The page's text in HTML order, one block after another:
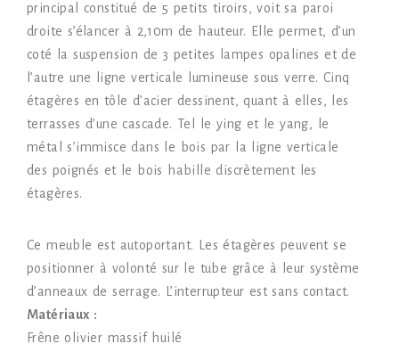
principal constitué de 5 petits tiroirs, voit sa paroi
droite s’élancer à 2,10m de hauteur. Elle permet, d’un
coté la suspension de 3 petites lampes opalines et de
l’autre une ligne verticale lumineuse sous verre. Cinq
étagères en tôle d’acier dessinent, quant à elles, les
terrasses d’une cascade. Tel le ying et le yang, le
métal s’immisce dans le bois par la ligne verticale
des poignés et le bois habille discrètement les
étagères.
Ce meuble est autoportant. Les étagères peuvent se
positionner à volonté sur le tube grâce à leur système
d’anneaux de serrage. L’interrupteur est sans contact.
Matériaux :
Frêne olivier massif huilé